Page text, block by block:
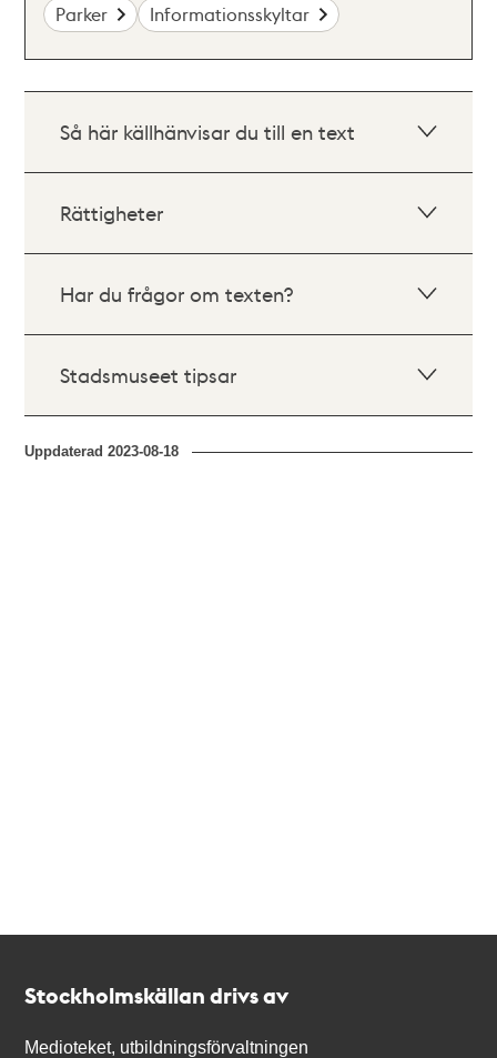
Parker
Informationsskyltar
Så här källhänvisar du till en text
Rättigheter
Har du frågor om texten?
Stadsmuseet tipsar
Uppdaterad2023-08-18
Stockholmskällan drivs av
Medioteket, utbildningsförvaltningen